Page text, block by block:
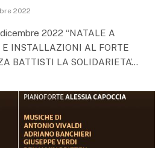
2022
2022 “NATALE A
E INSTALLAZIONI AL FORTE
BATTISTI LA SOLIDARIETA’…